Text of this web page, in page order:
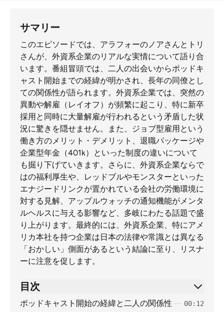
サマリー
このエピソードでは、アラフォーのノアさんとトリ
さんが、外資系企業のリアルな実情について語り合
います。番組冒頭では、二人の出会いからポッドキ
ャスト開始までの経緯が明かされ、長年の同僚とし
ての関係性が語られます。外資系企業では、突然の
異動や解雇（レイオフ）が頻繁に起こり、特に新卒
採用と同時に大量解雇が行われるという矛盾した状
況に驚きを隠せません。また、ジョブ型雇用という
働き方のメリット・デメリット、退職パッケージや
企業型年金（401k）といった制度の違いについて
も掘り下げていきます。さらに、外資系企業ならで
はの福利厚生や、レッドブルやモンスターといった
エナジードリンクが置かれている会社の労働環境に
対する見解、アップルウォッチの通知機能がメンタ
ルヘルスに与える影響など、多岐にわたる話題で盛
り上がります。最終的には、外資系企業、特にアメ
リカ本社を持つ企業は日本の法律や常識とは異なる
「おかしい」側面があるという結論に至り、リスナ
ーに注意を促します。
目次
ポッドキャスト開始の経緯と二人の関係性 00:12